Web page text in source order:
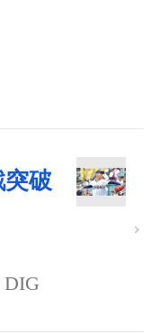
破
DIG